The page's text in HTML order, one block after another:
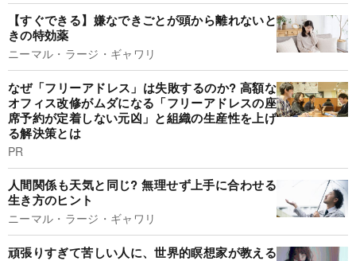
【すぐできる】嫌なできごとが頭から離れないと
きの特効薬
ニーマル・ラージ・ギャワリ
なぜ「フリーアドレス」は失敗するのか? 高額な
オフィス改修がムダになる「フリーアドレスの座
席予約が定着しない元凶」と組織の生産性を上げ
る解決策とは
PR
人間関係も天気と同じ? 無理せず上手に合わせる
生き方のヒント
ニーマル・ラージ・ギャワリ
頑張りすぎて苦しい人に、世界的瞑想家が教える